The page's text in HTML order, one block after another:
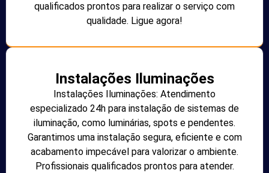
qualificados prontos para realizar o serviço com
qualidade. Ligue agora!
Instalações Iluminações
Instalações Iluminações: Atendimento
especializado 24h para instalação de sistemas de
iluminação, como luminárias, spots e pendentes.
Garantimos uma instalação segura, eficiente e com
acabamento impecável para valorizar o ambiente.
Profissionais qualificados prontos para atender.